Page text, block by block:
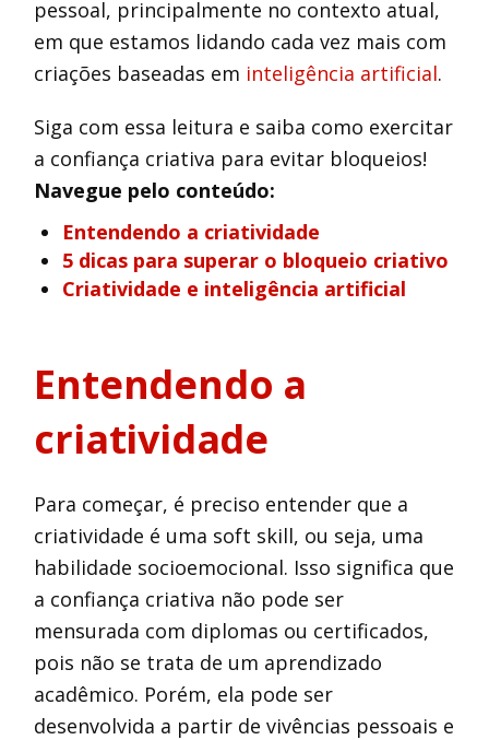
pessoal, principalmente no contexto atual,
em que estamos lidando cada vez mais com
criações baseadas em inteligência artificial.
Siga com essa leitura e saiba como exercitar
a confiança criativa para evitar bloqueios!
Navegue pelo conteúdo:
Entendendo a criatividade
5 dicas para superar o bloqueio criativo
Criatividade e inteligência artificial
Entendendo a
criatividade
Para começar, é preciso entender que a
criatividade é uma soft skill, ou seja, uma
habilidade socioemocional. Isso significa que
a confiança criativa não pode ser
mensurada com diplomas ou certificados,
pois não se trata de um aprendizado
acadêmico. Porém, ela pode ser
desenvolvida a partir de vivências pessoais e